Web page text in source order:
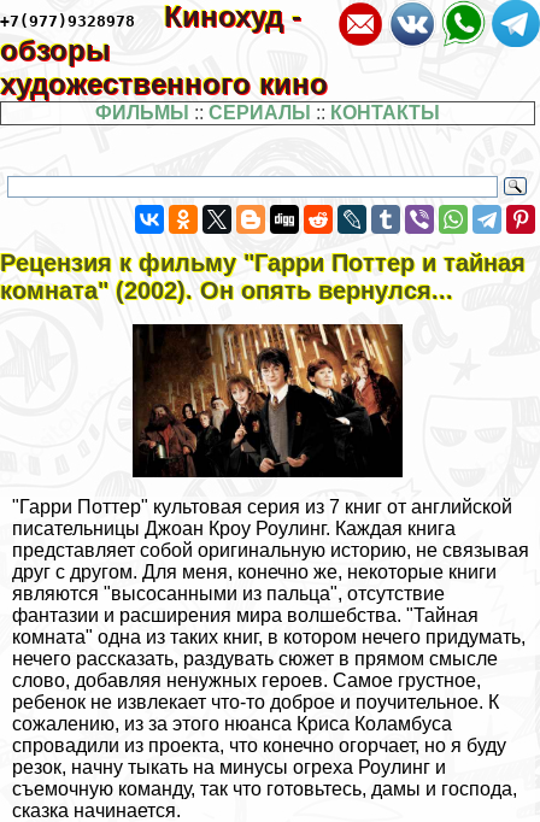
+7(977)9328978
Кинохуд -
обзоры
художественного кино
ФИЛЬМЫ :: СЕРИАЛЫ :: КОНТАКТЫ
Рецензия к фильму "Гарри Поттер и тайная
комната" (2002). Он опять вернулся...
"Гарри Поттер" культовая серия из 7 книг от английской
писательницы Джоан Кроу Роулинг. Каждая книга
представляет собой оригинальную историю, не связывая
друг с другом. Для меня, конечно же, некоторые книги
являются "высосанными из пальца", отсутствие
фантазии и расширения мира волшебства. "Тайная
комната" одна из таких книг, в котором нечего придумать,
нечего рассказать, раздувать сюжет в прямом смысле
слово, добавляя ненужных героев. Самое грустное,
ребенок не извлекает что-то доброе и поучительное. К
сожалению, из за этого нюанса Криса Коламбуса
спровадили из проекта, что конечно огорчает, но я буду
резок, начну тыкать на минусы огреха Роулинг и
съемочную комaнду, так что готовьтесь, дамы и господа,
сказка начинается.